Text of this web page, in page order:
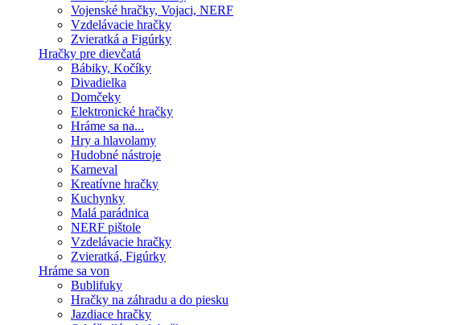
Vojenské hračky, Vojaci, NERF
Vzdelávacie hračky
Zvieratká a Figúrky
Hračky pre dievčatá
Bábiky, Kočíky
Divadielka
Domčeky
Elektronické hračky
Hráme sa na...
Hry a hlavolamy
Hudobné nástroje
Karneval
Kreatívne hračky
Kuchynky
Malá parádnica
NERF pištole
Vzdelávacie hračky
Zvieratká, Figúrky
Hráme sa von
Bublifuky
Hračky na záhradu a do piesku
Jazdiace hračky